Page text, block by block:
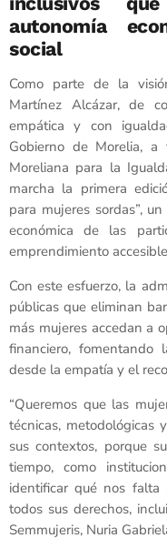
autonomía
social
Como parte de la
Martínez Alcázar, de
empática y con
Gobierno de Morelia,
Moreliana para la
marcha la primera
para mujeres sordas”,
económica de las
emprendimiento
Con este esfuerzo, la
públicas que eliminan
más mujeres accedan a
financiero, fomentando
desde la empatía y el
“Queremos que las
técnicas, metodológicas
sus contextos, porque
tiempo, como
identificar qué nos falta
todos sus derechos,
Semmujeris, Nuria